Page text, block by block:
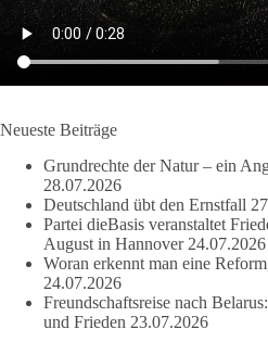
🟩🟩🟦🟦🟥🟥🟧🟧
und den Menschen wirklich nützt.
wenn er Sachsen-Anhalt nicht
💬 Was ist dir wichtiger: der
Ergebnis für Sachsen-Anhalt?
#dieBasis #sachsenanhalt
👉 Folgen:
Neueste Beiträge
Grundrechte der Natur – ein
28.07.2026
Deutschland übt den Ernstfall
Partei dieBasis veranstaltet
August in Hannover 24.07.2026
Woran erkennt man eine
24.07.2026
Freundschaftsreise nach
und Frieden 23.07.2026